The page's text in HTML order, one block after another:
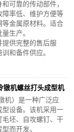
可靠的传动部件，
率低、维护方便等
金属原材料。适合
生产。
供完整的售后服
和备件供应。
镦机螺丝打头成型机
机）是一种广泛应
型设备。该机采用一
坯、自攻螺钉、干
而开发。